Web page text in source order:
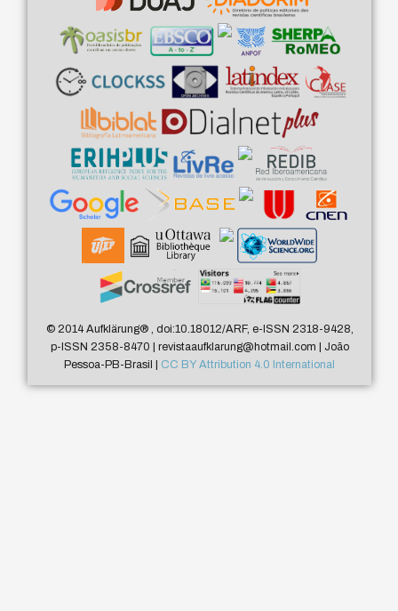
© 2014 Aufklärung®, doi:10.18012/ARF, e-ISSN 2318-9428,
p-ISSN 2358-8470 | revistaaufklarung@hotmail.com | João
Pessoa-PB-Brasil | CC BY Attribution 4.0 International